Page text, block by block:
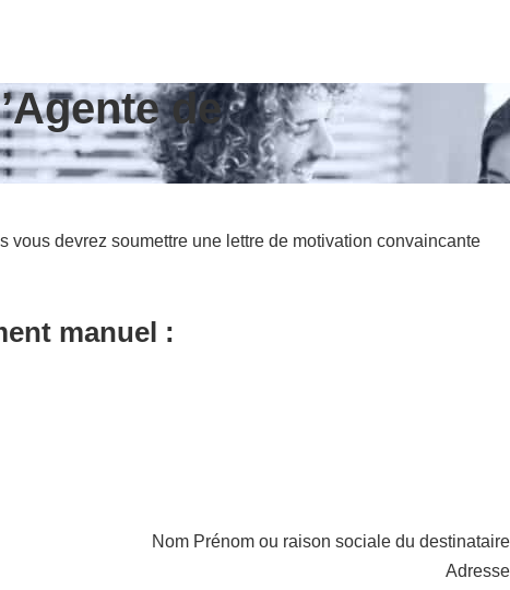
de
devrez soumettre une lettre de motivation convaincante
manuel :
Nom Prénom ou raison sociale du destinataire
Adresse